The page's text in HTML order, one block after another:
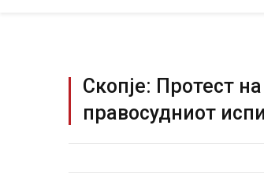
Скопје: Протест
правосудниот